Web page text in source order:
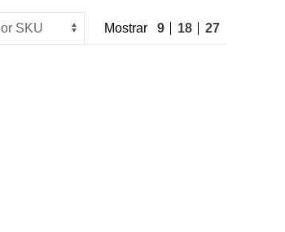
Mostrar 9 18 27